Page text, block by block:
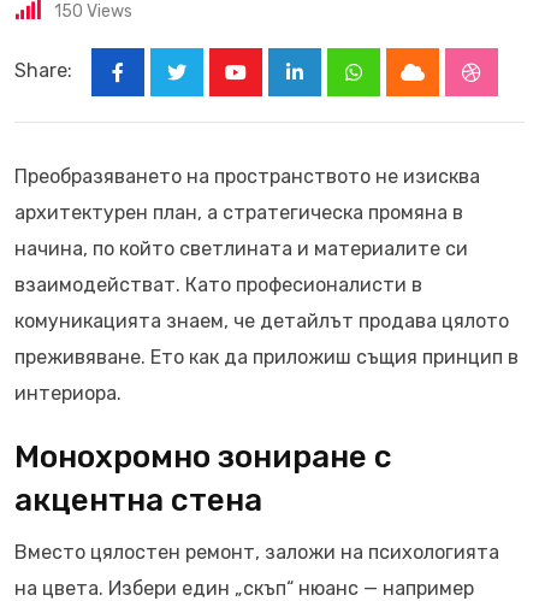
150 Views
Share:
LinkedInWhatsappCloud
Преобразяването на пространството не изисква
архитектурен план, а стратегическа промяна в
начина, по който светлината и материалите си
взаимодействат. Като професионалисти в
комуникацията знаем, че детайлът продава цялото
преживяване. Ето как да приложиш същия принцип в
интериора.
Монохромно зониране с
акцентна стена
Вместо цялостен ремонт, заложи на психологията
на цвета. Избери един „скъп“ нюанс — например